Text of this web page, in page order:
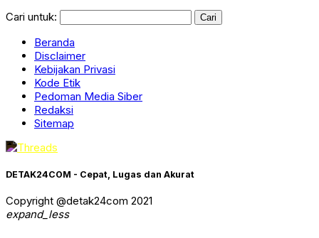
Cari untuk:
Beranda
Disclaimer
Kebijakan Privasi
Kode Etik
Pedoman Media Siber
Redaksi
Sitemap
DETAK24COM - Cepat, Lugas dan Akurat
Copyright @detak24com 2021
expand_less